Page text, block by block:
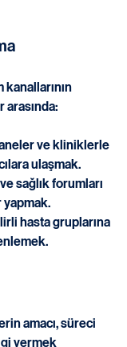
arasında:
ve kliniklerle
ulaşmak.
sağlık forumları